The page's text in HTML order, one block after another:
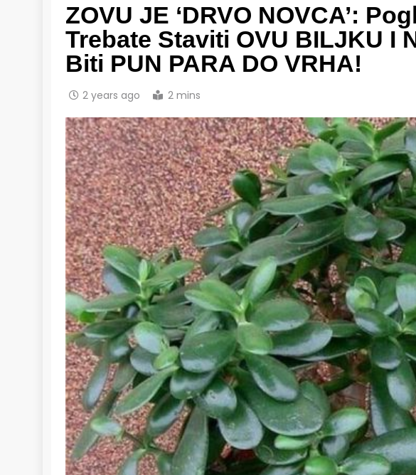
ZOVU JE ‘DRVO NOVCA’:
Trebate Staviti OVU BILJKU I
Biti PUN PARA DO VRHA!
2 years ago 2 mins